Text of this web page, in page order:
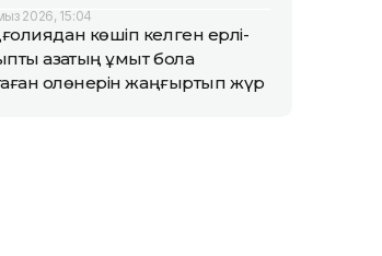
2026, 15:04
көшіп келген ерлі-
қазақтың ұмыт бола
қолөнерін жаңғыртып жүр